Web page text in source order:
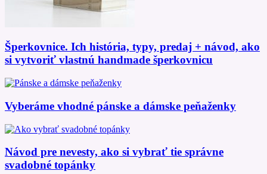
Šperkovnice. Ich história, typy, predaj + návod, ako
si vytvoriť vlastnú handmade šperkovnicu
Vyberáme vhodné pánske a dámske peňaženky
Návod pre nevesty, ako si vybrať tie správne
svadobné topánky